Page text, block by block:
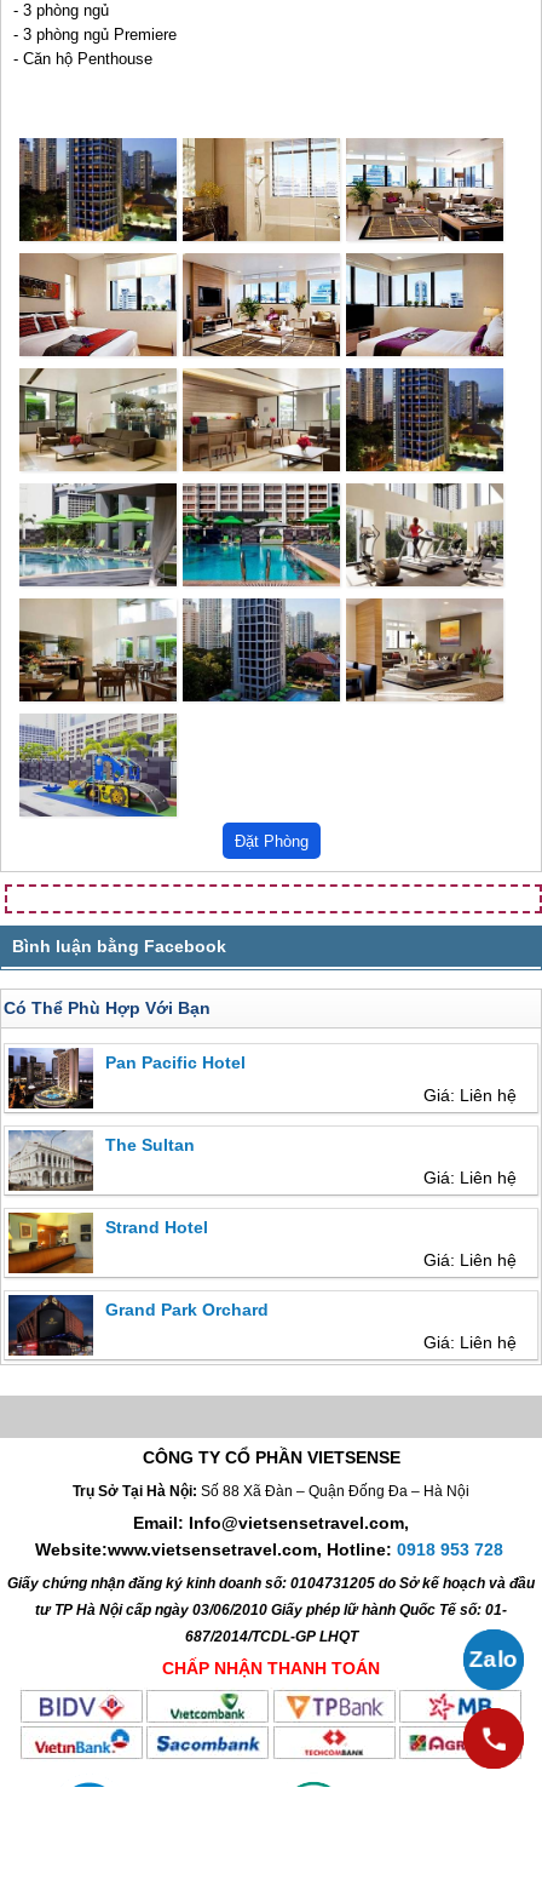
- 3 phòng ngủ
- 3 phòng ngủ Premiere
- Căn hộ Penthouse
Có Thể Phù Hợp Với Bạn
Pan Pacific Hotel
Giá: Liên hệ
The Sultan
Giá: Liên hệ
Strand Hotel
Giá: Liên hệ
Grand Park Orchard
Giá: Liên hệ
CÔNG TY CỔ PHẦN VIETSENSE
Trụ Sở Tại Hà Nội: Số 88 Xã Đàn – Quận Đống Đa – Hà Nội
Email: Info@vietsensetravel.com,
Website:www.vietsensetravel.com, Hotline: 0918 953 728
Giấy chứng nhận đăng ký kinh doanh số: 0104731205 do Sở kế hoạch và đầu
tư TP Hà Nội cấp ngày 03/06/2010 Giấy phép lữ hành Quốc Tế số: 01-
687/2014/TCDL-GP LHQT
CHẤP NHẬN THANH TOÁN